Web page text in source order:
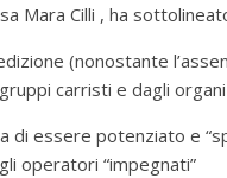
Mara Cilli , ha
(nonostante
carristi e dagli
di essere potenziato e
operatori “impegnati”